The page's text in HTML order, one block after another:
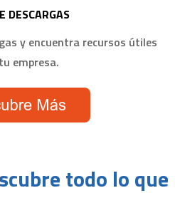
DESCARGAS
y encuentra recursos útiles
empresa.
todo lo que